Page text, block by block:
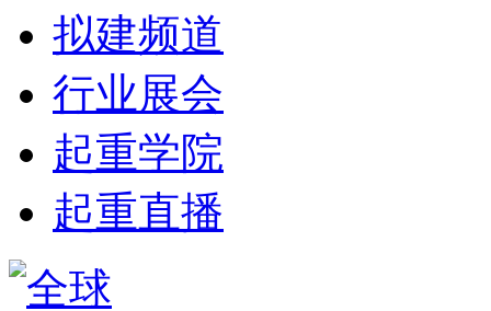
拟建频道
行业展会
起重学院
起重直播